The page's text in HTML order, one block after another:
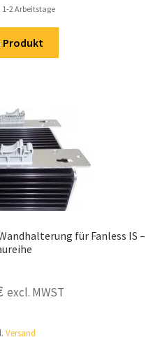
1-2 Arbeitstage
Produkt
für Fanless IS –
excl. MWST
Versand